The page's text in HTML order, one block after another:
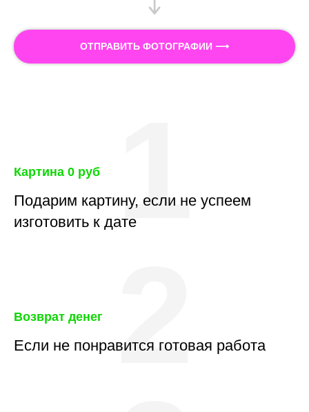
ОТПРАВИТЬ ФОТОГРАФИИ ⟶
Картина 0 руб
Подарим картину, если не успеем
изготовить к дате1
Возврат денег
Если не понравится готовая работа
2